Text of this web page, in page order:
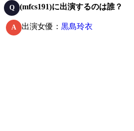
Q (mfcs191)に出演するのは誰？
A 出演女優： 黒島玲衣